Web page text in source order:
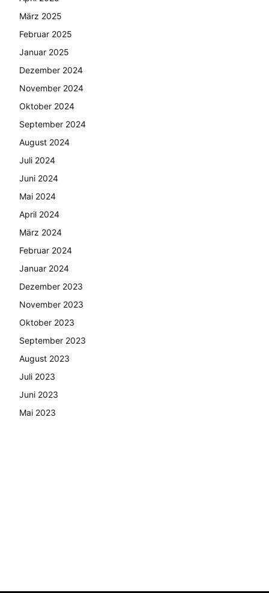
März 2025
Februar 2025
Januar 2025
Dezember 2024
November 2024
Oktober 2024
September 2024
August 2024
Juli 2024
Juni 2024
Mai 2024
April 2024
März 2024
Februar 2024
Januar 2024
Dezember 2023
November 2023
Oktober 2023
September 2023
August 2023
Juli 2023
Juni 2023
Mai 2023